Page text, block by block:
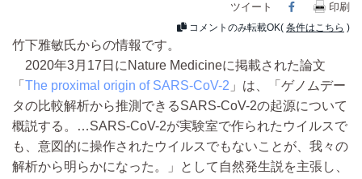
ツイート Facebook
印刷
コメントのみ転載OK( 条件はこちら )
竹下雅敏氏からの情報です。
2020年3月17日にNature Medicineに掲載された論文
「 The proximal origin of SARS-CoV-2 」は、「ゲノムデー
タの比較解析から推測できるSARS-CoV-2の起源について
概説する。…SARS-CoV-2が実験室で作られたウイルスで
も、意図的に操作されたウイルスでもないことが、我々の
解析から明らかになった。」として自然発生説を主張し、